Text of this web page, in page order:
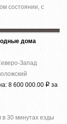
состоянии, с
дома
Запад
8 600 000.00 Р за
30 минутах езды